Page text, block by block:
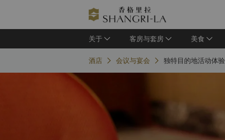
关于 客房与套房 美食
酒店 会议与宴会 独特目的地活动体验